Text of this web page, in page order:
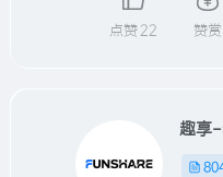
点赞22 赞赏
趣享